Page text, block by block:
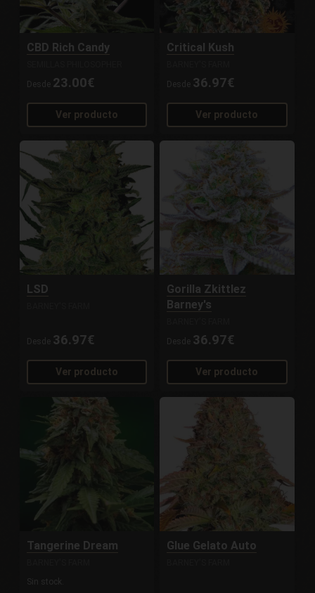
CBD Rich Candy
Desde 23.00€
Ver producto
Critical Kush
Desde 36.97€
Ver producto
LSD
Desde 36.97€
Ver producto
Gorilla Zkittlez
Barney's
Desde 36.97€
Ver producto
Tangerine Dream
Sin stock.
Glue Gelato Auto